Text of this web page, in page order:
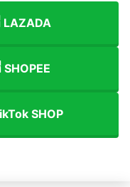
LAZADA
SHOP